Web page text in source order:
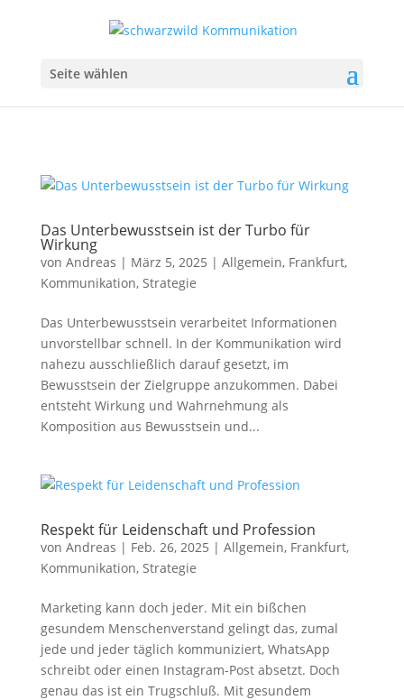
Seite wählen
Das Unterbewusstsein ist der Turbo für
Wirkung
von Andreas | März 5, 2025 | Allgemein, Frankfurt,
Kommunikation, Strategie
Das Unterbewusstsein verarbeitet Informationen
unvorstellbar schnell. In der Kommunikation wird
nahezu ausschließlich darauf gesetzt, im
Bewusstsein der Zielgruppe anzukommen. Dabei
entsteht Wirkung und Wahrnehmung als
Komposition aus Bewusstsein und...
Respekt für Leidenschaft und Profession
von Andreas | Feb. 26, 2025 | Allgemein, Frankfurt,
Kommunikation, Strategie
Marketing kann doch jeder. Mit ein bißchen
gesundem Menschenverstand gelingt das, zumal
jede und jeder täglich kommuniziert, WhatsApp
schreibt oder einen Instagram-Post absetzt. Doch
genau das ist ein Trugschluß. Mit gesundem